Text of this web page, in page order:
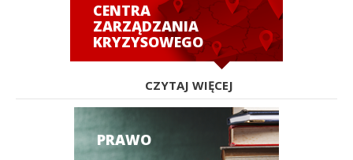
CENTRA
ZARZĄDZANIA
KRYZYSOWEGO
CZYTAJ WIĘCEJ
PRAWO